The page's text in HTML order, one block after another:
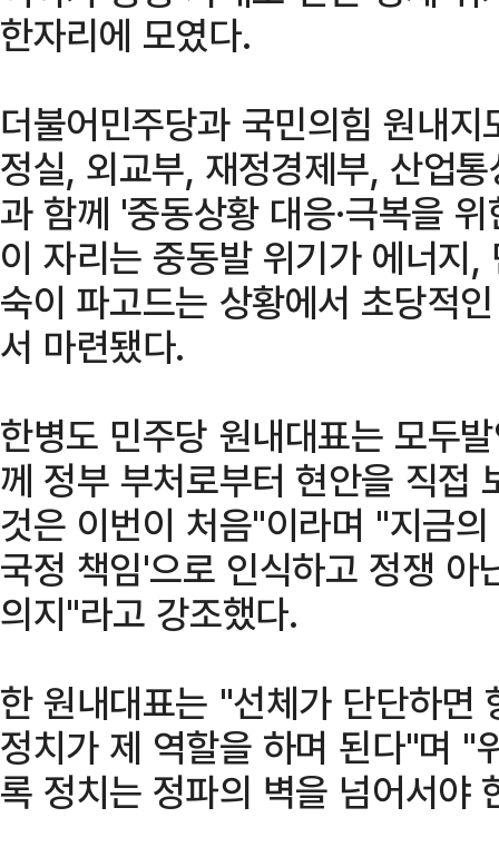
한자리에 모였다.
더불어민주당과 국민의힘 원내
정실, 외교부, 재정경제부, 산업
과 함께 '중동상황 대응·극복을
이 자리는 중동발 위기가 에너지
숙이 파고드는 상황에서 초당적
서 마련됐다.
한병도 민주당 원내대표는 모두
께 정부 부처로부터 현안을 직접
것은 이번이 처음"이라며 "지금
국정 책임'으로 인식하고 정쟁 아
의지"라고 강조했다.
한 원내대표는 "선체가 단단하면
정치가 제 역할을 하며 된다"며 "
록 정치는 정파의 벽을 넘어서야